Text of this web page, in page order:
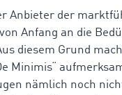
Anbieter der
Anfang an die
diesem Grund
Minimis“
nämlich noch